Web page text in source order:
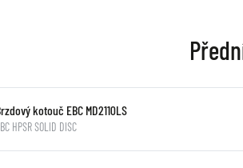
kotouč EBC MD2110LS
HPSR SOLID DISC